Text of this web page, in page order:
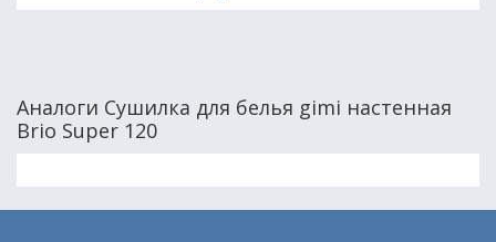
Аналоги Сушилка для белья gimi настенная
Brio Super 120